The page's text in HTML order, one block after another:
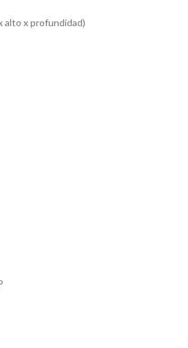
alto x profundidad)